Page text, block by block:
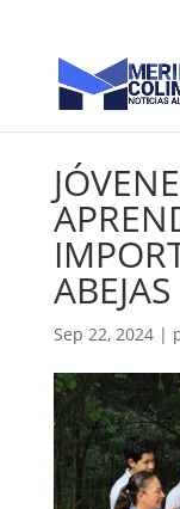
ABEJAS
Sep 22, 2024|